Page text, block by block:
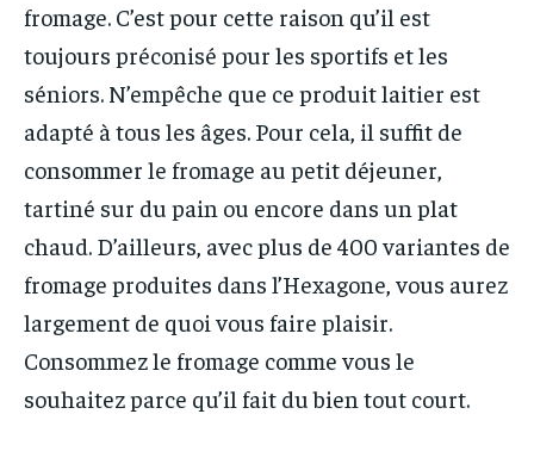
fromage. C’est pour cette raison qu’il est
toujours préconisé pour les sportifs et les
séniors. N’empêche que ce produit laitier est
adapté à tous les âges. Pour cela, il suffit de
consommer le fromage au petit déjeuner,
tartiné sur du pain ou encore dans un plat
chaud. D’ailleurs, avec plus de 400 variantes de
fromage produites dans l’Hexagone, vous aurez
largement de quoi vous faire plaisir.
Consommez le fromage comme vous le
souhaitez parce qu’il fait du bien tout court.